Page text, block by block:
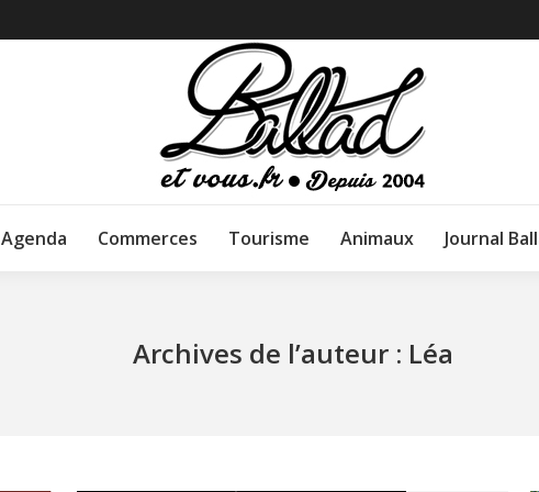
Agenda Commerces Tourisme Animaux Journal
Archives de l’auteur : Léa